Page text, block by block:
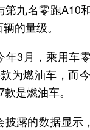
第九名零跑A10
的量级。
年3月，乘用车
为燃油车，而
是燃油车。
披露的数据显示